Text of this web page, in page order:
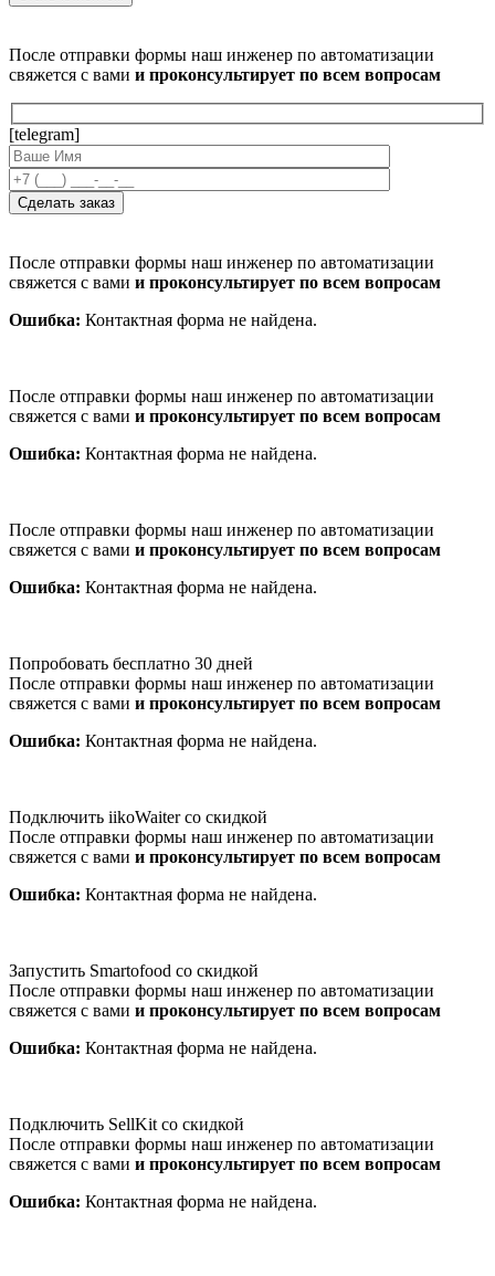
После отправки формы наш инженер по автоматизации
свяжется с вами и проконсультирует по всем вопросам
[telegram]
После отправки формы наш инженер по автоматизации
свяжется с вами и проконсультирует по всем вопросам
Ошибка: Контактная форма не найдена.
После отправки формы наш инженер по автоматизации
свяжется с вами и проконсультирует по всем вопросам
Ошибка: Контактная форма не найдена.
После отправки формы наш инженер по автоматизации
свяжется с вами и проконсультирует по всем вопросам
Ошибка: Контактная форма не найдена.
Попробовать бесплатно 30 дней
После отправки формы наш инженер по автоматизации
свяжется с вами и проконсультирует по всем вопросам
Ошибка: Контактная форма не найдена.
Подключить iikoWaiter со скидкой
После отправки формы наш инженер по автоматизации
свяжется с вами и проконсультирует по всем вопросам
Ошибка: Контактная форма не найдена.
Запустить Smartofood со скидкой
После отправки формы наш инженер по автоматизации
свяжется с вами и проконсультирует по всем вопросам
Ошибка: Контактная форма не найдена.
Подключить SellKit со скидкой
После отправки формы наш инженер по автоматизации
свяжется с вами и проконсультирует по всем вопросам
Ошибка: Контактная форма не найдена.